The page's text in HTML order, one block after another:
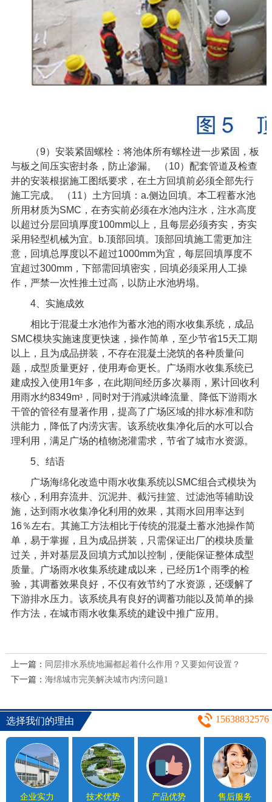
（9）安装紧固螺栓：将池体所有螺栓进一步紧固，板
与板之间压实密封条，防止渗漏。
（10）配套管道及检查
井的安装根据施工图纸要求，在土方回填前必须全部先行
施工完成。
（11）土方回填： a.侧边回填。本工程蓄水池
所用材质为SMC ，在夯实前必须在水池内注水，注水高度
以超过分层回填厚度100mm以上，且每层必须夯实，夯实
采用轻型机械为宜。
b.顶部回填。顶部回填施工需更加注
意，回填总厚度以不超过1000mm为宜，每层回填厚度不
宜超过300mm，下部需回填密实，回填必须采用人工操
作，严禁一次性推土过高，以防止水池坍塌。
4、实施成效
相比于混凝土水池作为蓄水池的雨水收集系统，成品
SMC模块实施速度更快速，操作简单，至少节省15天工期
以上，且为成品拼装，不存在混凝土浇筑的各种质量问
题，成型质量更好，使用寿命更长。广场雨水收集系统已
建成投入使用 1年多，在此期间经历多次暴雨，累计回收利
用雨水约8349m³，同时对于消减洪峰流量、降低下游雨水
干管的管径有显著作用，提高了广场区域的排水标准和防
洪能力，降低了内涝灾害。该系统收集净化后的水可以合
理利用，满足广场的植物浇灌需求，节省了城市水资源。
5、结语
广场海绵化改造中雨水收集系统以SMC组合式模块为
核心，利用弃流井、沉泥井、截污挂篮、过滤池等辅助设
施，达到雨水收集净化利用的效果，其雨水回用率达到
16％左右。其施工方法相比于传统的混凝土蓄水池操作简
单，易于掌握，且为成品拼装，只需保证出厂的模块质量
过关，并对基层及回填方式加以控制，便能保证整体成型
质量。广场雨水收集系统建成以来，已经历1个雨季的检
验，其调蓄效果良好，不仅有效节约了水资源，还缓解了
下游排水压力。该系统具有良好的调蓄功能以及简单的操
作方法，在城市雨水收集系统的建设中推广应用。
上一篇： 同层排水系统地漏都起着什么作用？又要如何设置？
下一篇： 海绵城市完美解决城市内涝问题1
选择我们的理由 15638832576
企业实力 技术优势 产品优势 售后服务